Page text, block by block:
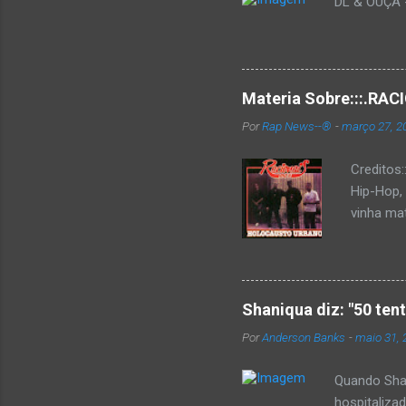
Materia
PorRap News--® -março 27,
Hip-
vinha
Como
rica
Cultura
Shaniqua diz: "50
PorAnderson Banks -maio 31,
Quando